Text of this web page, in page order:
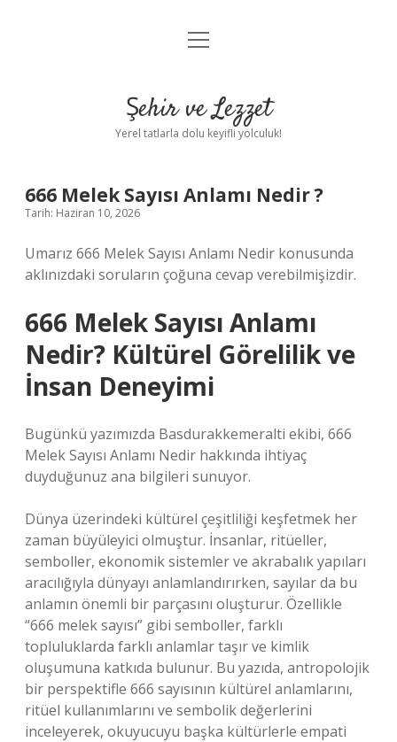
Anasayfa
Yasal Uyarı
menüyü
Şehir ve Lezzet
Yerel tatlarla dolu keyifli yolculuk!
666 Melek Sayısı Anlamı Nedir ?
Tarih: Haziran 10, 2026
Umarız 666 Melek Sayısı Anlamı Nedir konusunda
aklınızdaki soruların çoğuna cevap verebilmişizdir.
666 Melek Sayısı Anlamı
Nedir? Kültürel Görelilik ve
İnsan Deneyimi
Bugünkü yazımızda Basdurakkemeralti ekibi, 666
Melek Sayısı Anlamı Nedir hakkında ihtiyaç
duyduğunuz ana bilgileri sunuyor.
Dünya üzerindeki kültürel çeşitliliği keşfetmek her
zaman büyüleyici olmuştur. İnsanlar, ritüeller,
semboller, ekonomik sistemler ve akrabalık yapıları
aracılığıyla dünyayı anlamlandırırken, sayılar da bu
anlamın önemli bir parçasını oluşturur. Özellikle
“666 melek sayısı” gibi semboller, farklı
topluluklarda farklı anlamlar taşır ve kimlik
oluşumuna katkıda bulunur. Bu yazıda, antropolojik
bir perspektifle 666 sayısının kültürel anlamlarını,
ritüel kullanımlarını ve sembolik değerlerini
inceleyerek, okuyucuyu başka kültürlerle empati